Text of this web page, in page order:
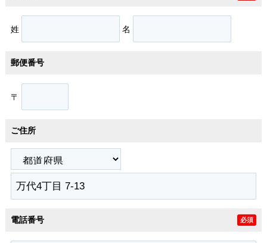
姓 名
郵便番号
〒
ご住所
電話番号 必須